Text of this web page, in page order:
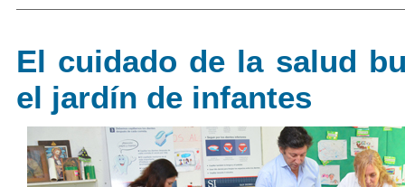
El cuidado de la salud
el jardín de infantes